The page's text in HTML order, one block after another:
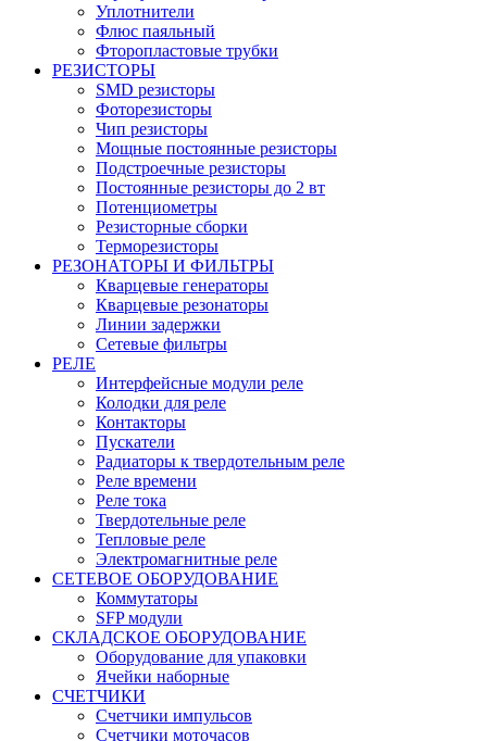
Уплотнители
Флюс паяльный
Фторопластовые трубки
РЕЗИСТОРЫ
SMD резисторы
Фоторезисторы
Чип резисторы
Мощные постоянные резисторы
Подстроечные резисторы
Постоянные резисторы до 2 вт
Потенциометры
Резисторные сборки
Терморезисторы
РЕЗОНАТОРЫ И ФИЛЬТРЫ
Кварцевые генераторы
Кварцевые резонаторы
Линии задержки
Сетевые фильтры
РЕЛЕ
Интерфейсные модули реле
Колодки для реле
Контакторы
Пускатели
Радиаторы к твердотельным реле
Реле времени
Реле тока
Твердотельные реле
Тепловые реле
Электромагнитные реле
СЕТЕВОЕ ОБОРУДОВАНИЕ
Коммутаторы
SFP модули
СКЛАДСКОЕ ОБОРУДОВАНИЕ
Оборудование для упаковки
Ячейки наборные
СЧЕТЧИКИ
Счетчики импульсов
Счетчики моточасов